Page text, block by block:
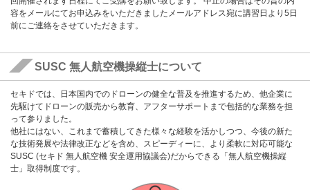
容をメールにてお申込みをいただきましたメールアドレス宛に講習日より5日
前にご連絡をさせていただきます。
SUSC 無人航空機操縦士について
セキドでは、日本国内でのドローンの健全な普及を推進するため、他企業に
先駆けてドローンの販売から教育、アフターサポートまで包括的な業務を担
って参りました。
他社にはない、これまで蓄積してきた様々な経験を活かしつつ、今後の新た
な技術発展や法律改正などを含め、スピーディーに、より柔軟に対応可能な
SUSC (セキド 無人航空機 安全運用協議会)だからできる「無人航空機操縦
士」取得制度です。